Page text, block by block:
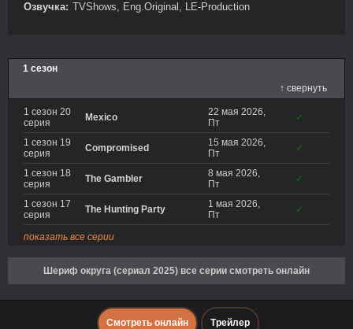
Озвучка: TVShows, Eng.Original, LE-Production
1 сезон
↑ свернуть
1 сезон 20
серия
Mexico
22 мая 2026,
Пт
✓
1 сезон 19
серия
Compromised
15 мая 2026,
Пт
✓
1 сезон 18
серия
The Gambler
8 мая 2026,
Пт
✓
1 сезон 17
серия
The Hunting Party
1 мая 2026,
Пт
✓
показать все серии
Шериф округа (сериал 2025) все серии смотреть онлайн
Смотреть онлайн Трейлер